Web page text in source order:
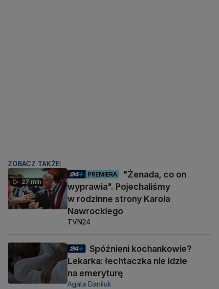
ZOBACZ TAKŻE:
27 min
PREMIERA
"Żenada, co on
wyprawia". Pojechaliśmy
w rodzinne strony Karola
Nawrockiego
TVN24
Spóźnieni kochankowie?
Lekarka: łechtaczka nie idzie
na emeryturę
Agata Daniluk